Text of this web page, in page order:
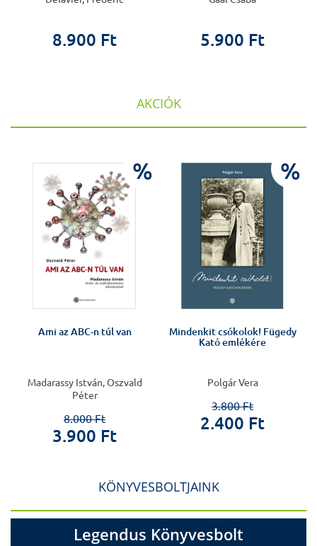
8.900 Ft 5.900 Ft
AKCIÓK
%
Ami az ABC-n túl van
Madarassy István, Oszvald
Péter
8.000 Ft
3.900 Ft
%
Mindenkit csókolok! Fügedy
Kató emlékére
Polgár Vera
3.800 Ft
2.400 Ft
KÖNYVESBOLTJAINK
Legendus Könyvesbolt